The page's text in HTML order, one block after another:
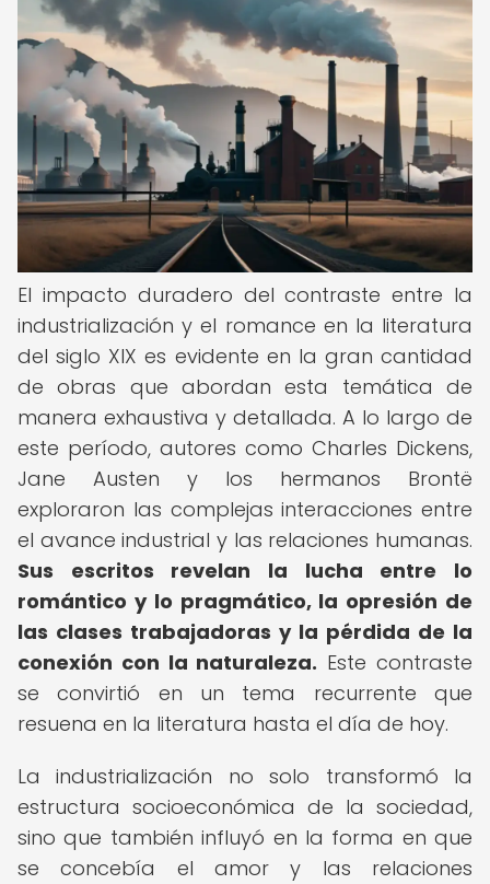
El impacto duradero del contraste entre la
industrialización y el romance en la literatura
del siglo XIX es evidente en la gran cantidad
de obras que abordan esta temática de
manera exhaustiva y detallada. A lo largo de
este período, autores como Charles Dickens,
Jane Austen y los hermanos Brontë
exploraron las complejas interacciones entre
el avance industrial y las relaciones humanas.
Sus escritos revelan la lucha entre lo
romántico y lo pragmático, la opresión de
las clases trabajadoras y la pérdida de la
conexión con la naturaleza. Este contraste
se convirtió en un tema recurrente que
resuena en la literatura hasta el día de hoy.
La industrialización no solo transformó la
estructura socioeconómica de la sociedad,
sino que también influyó en la forma en que
se concebía el amor y las relaciones